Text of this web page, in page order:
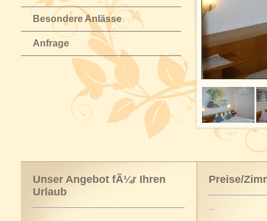
Besondere Anlässe
Anfrage
Unser Angebot fÃ¼r Ihren
Urlaub
Preise/
...